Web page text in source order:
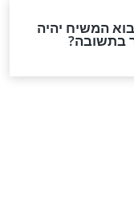
מילואים